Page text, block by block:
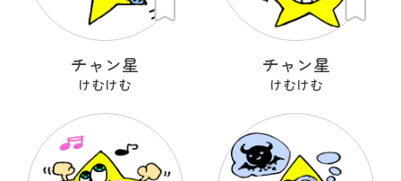
チャン星
けむけむ
チャン星
けむけむ